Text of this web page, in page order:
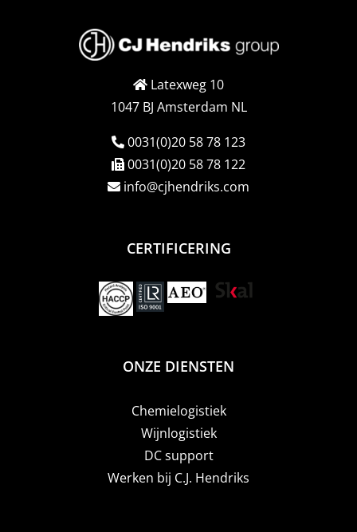
Latexweg 10
1047 BJ Amsterdam NL
0031(0)20 58 78 123
0031(0)20 58 78 122
info@cjhendriks.com
CERTIFICERING
ONZE DIENSTEN
Chemielogistiek
Wijnlogistiek
DC support
Werken bij C.J. Hendriks